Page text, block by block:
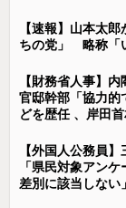
【速報】山本太
ちの党」 略称「
【財務省人事】
官邸幹部「協力
どを歴任 、岸田
【外国人公務員
「県民対象アン
差別に該当しない